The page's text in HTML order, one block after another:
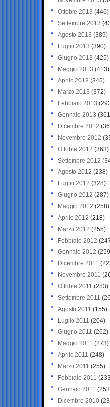
Ottobre 2013 (446)
Settembre 2013
Agosto 2013 (389)
Luglio 2013 (390)
Giugno 2013 (425)
Maggio 2013 (413)
Aprile 2013 (345)
Marzo 2013 (372)
Febbraio 2013
Gennaio 2013
Dicembre 2012
Novembre 2012
Ottobre 2012 (363)
Settembre 2012
Agosto 2012 (238)
Luglio 2012 (328)
Giugno 2012 (287)
Maggio 2012 (258)
Aprile 2012 (218)
Marzo 2012 (255)
Febbraio 2012
Gennaio 2012
Dicembre 2011
Novembre 2011
Ottobre 2011 (283)
Settembre 2011
Agosto 2011 (155)
Luglio 2011 (204)
Giugno 2011 (262)
Maggio 2011 (273)
Aprile 2011 (248)
Marzo 2011 (255)
Febbraio 2011
Gennaio 2011
Dicembre 2010